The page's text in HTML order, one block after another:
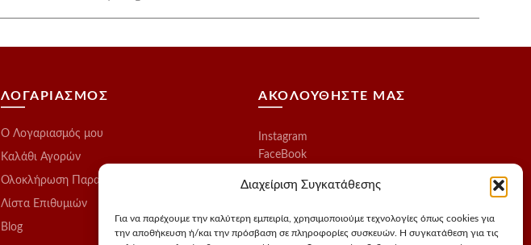
Διαχείριση Συγκατάθεσης
Για να παρέχουμε την καλύτερη εμπειρία, χρησιμοποιούμε τεχνολογίες όπως cookies για
την αποθήκευση ή/και την πρόσβαση σε πληροφορίες συσκευών. Η συγκατάθεση για τις
ΛΟΓΑΡΙΑΣΜΟΣ
O Λογαριασμός μου
Καλάθι Αγορών
Ολοκλήρωση Παραγγελίας
Λίστα Επιθυμιών
Blog
ΑΚΟΛΟΥΘΗΣΤΕ ΜΑΣ
Instagram
FaceBook